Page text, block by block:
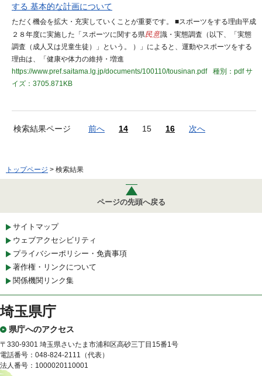
する 基本的な計画について
ただく機会を拡大・充実していくことが重要です。 ■スポーツをする理由平成
２８年度に実施した「スポーツに関する県民意識・実態調査（以下、「実態
調査（成人又は児童生徒）」という。 ）」によると、運動やスポーツをする
理由は、「健康や体力の維持・増進
https://www.pref.saitama.lg.jp/documents/100110/tousinan.pdf
種別：pdfサ
イズ：3705.871KB
検索結果ページ 前へ 14 15 16 次へ
トップページ > 検索結果
ページの先頭へ戻る
サイトマップ
ウェブアクセシビリティ
プライバシーポリシー・免責事項
著作権・リンクについて
関係機関リンク集
埼玉県庁
県庁へのアクセス
〒330-9301 埼玉県さいたま市浦和区高砂三丁目15番1号
電話番号：048-824-2111（代表）
法人番号：1000020110001